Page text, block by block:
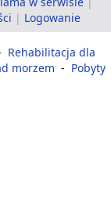
| Logowanie
Rehabilitacja dla
morzem - Pobyty